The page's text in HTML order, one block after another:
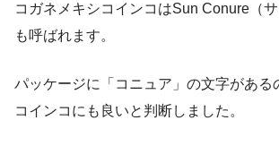
コガネメキシコインコはSun Conure（
も呼ばれます。
パッケージに「コニュア」の文字がある
コインコにも良いと判断しました。